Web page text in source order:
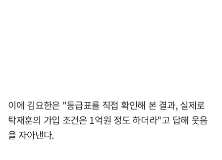
이에 김요한은 "등급표를 직접 확인해 본 결과, 실제로
탁재훈의 가입 조건은 1억원 정도 하더라"고 답해 웃음
을 자아낸다.